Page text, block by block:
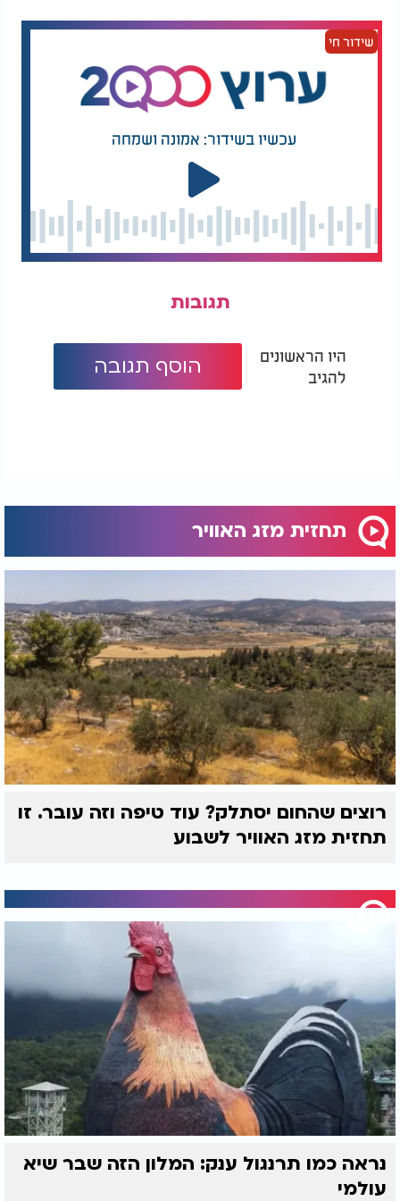
שידור חי
עכשיו בשידור: אמונה ושמחה
תגובות
היו הראשונים
להגיב
הוסף תגובה
תחזית מזג האוויר
רוצים שהחום יסתלק? עוד טיפה וזה עובר. זו
תחזית מזג האוויר לשבוע
נראה כמו תרנגול ענק: המלון הזה שבר שיא
עולמי